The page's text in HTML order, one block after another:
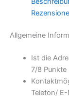
Allgemeine
Ist die
7/8 Punkte
Telefon/